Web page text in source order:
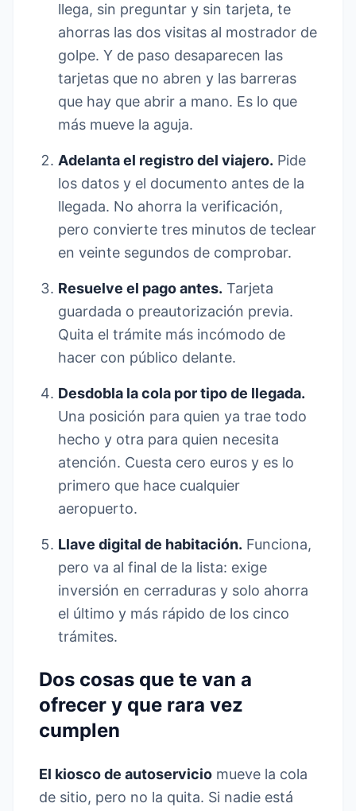
llega, sin preguntar y sin tarjeta, te
ahorras las dos visitas al mostrador de
golpe. Y de paso desaparecen las
tarjetas que no abren y las barreras
que hay que abrir a mano. Es lo que
más mueve la aguja.
Adelanta el registro del viajero. Pide
los datos y el documento antes de la
llegada. No ahorra la verificación,
pero convierte tres minutos de teclear
en veinte segundos de comprobar.
Resuelve el pago antes. Tarjeta
guardada o preautorización previa.
Quita el trámite más incómodo de
hacer con público delante.
Desdobla la cola por tipo de llegada.
Una posición para quien ya trae todo
hecho y otra para quien necesita
atención. Cuesta cero euros y es lo
primero que hace cualquier
aeropuerto.
Llave digital de habitación. Funciona,
pero va al final de la lista: exige
inversión en cerraduras y solo ahorra
el último y más rápido de los cinco
trámites.
Dos cosas que te van a
ofrecer y que rara vez
cumplen
El kiosco de autoservicio mueve la cola
de sitio, pero no la quita. Si nadie está